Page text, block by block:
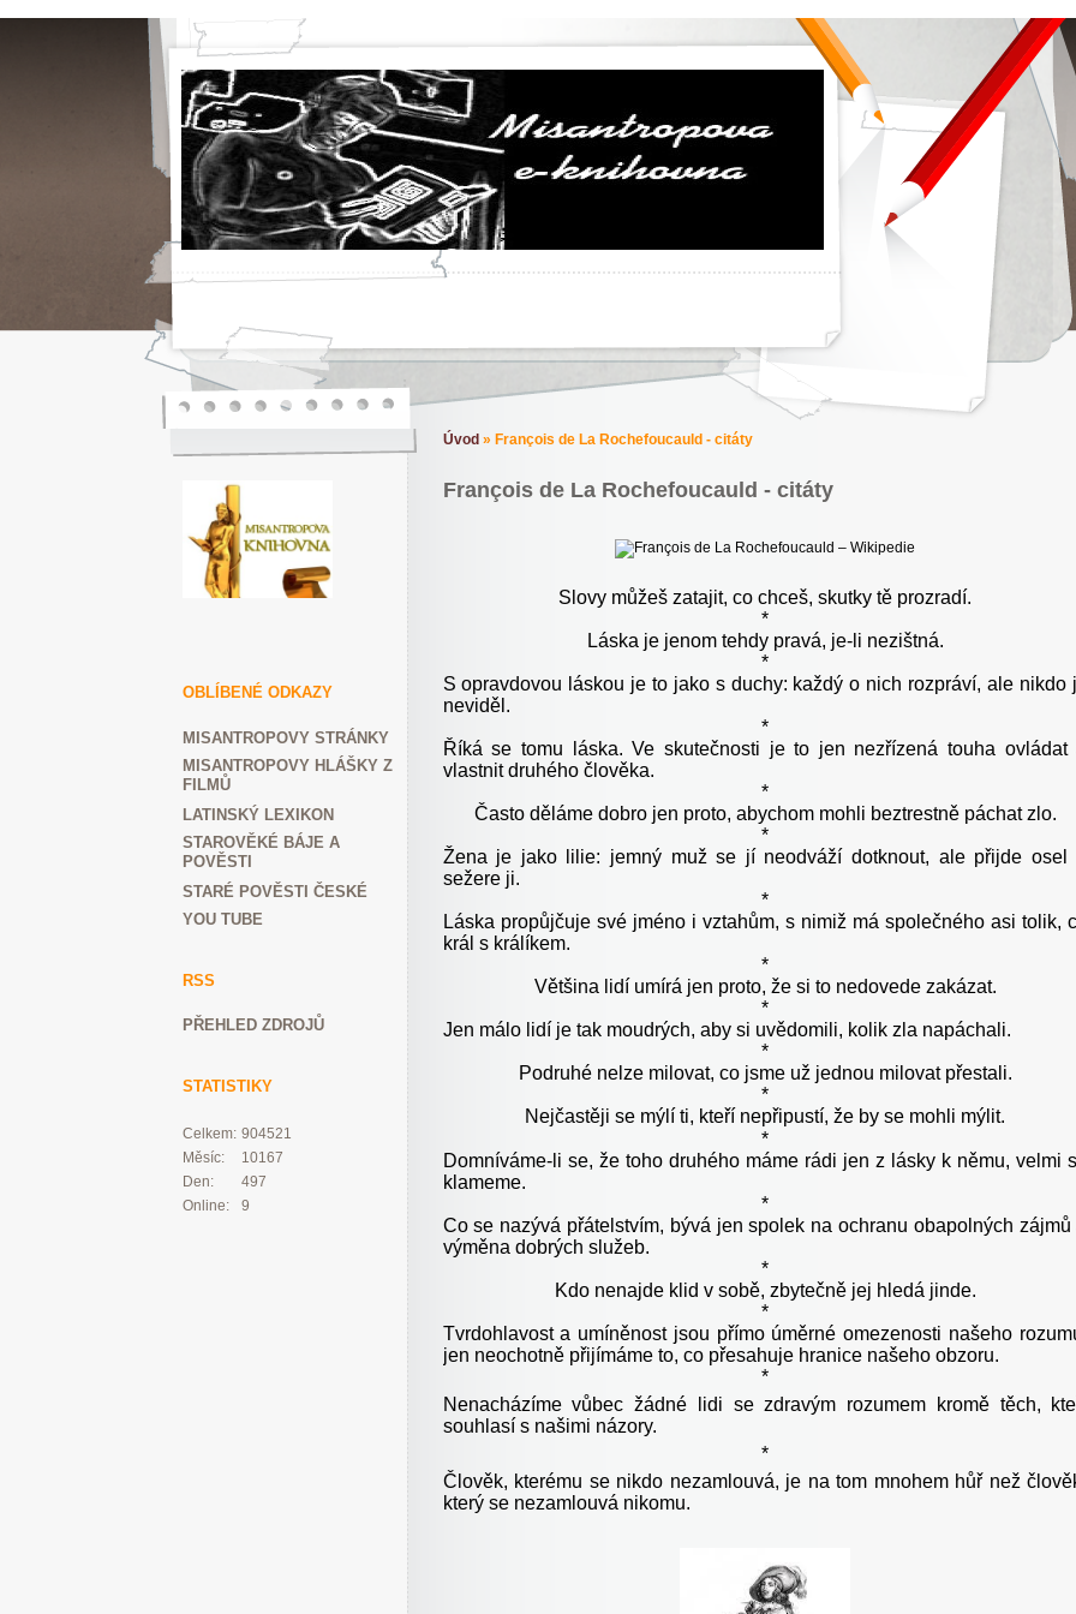
OBLÍBENÉ ODKAZY
MISANTROPOVY STRÁNKY
MISANTROPOVY HLÁŠKY Z
FILMŮ
LATINSKÝ LEXIKON
STAROVĚKÉ BÁJE A
POVĚSTI
STARÉ POVĚSTI ČESKÉ
YOU TUBE
RSS
PŘEHLED ZDROJŮ
STATISTIKY
Online: 9
Celkem: 904521
Měsíc:
10167
Den:
497
Úvod » François de La Rochefoucauld - citáty
François de La Rochefoucauld - citáty
Slovy můžeš zatajit, co chceš, skutky tě prozradí.
*
Láska je jenom tehdy pravá, je-li nezištná.
*
S opravdovou láskou je to jako s duchy: každý o nich rozpráví, ale nikdo
neviděl.
*
Říká se tomu láska. Ve skutečnosti je to jen nezřízená touha ovládat
vlastnit druhého člověka.
*
Často děláme dobro jen proto, abychom mohli beztrestně páchat zlo.
*
Žena je jako lilie: jemný muž se jí neodváží dotknout, ale přijde osel
sežere ji.
*
Láska propůjčuje své jméno i vztahům, s nimiž má společného asi tolik,
král s králíkem.
*
Většina lidí umírá jen proto, že si to nedovede zakázat.
*
Jen málo lidí je tak moudrých, aby si uvědomili, kolik zla napáchali.
*
Podruhé nelze milovat, co jsme už jednou milovat přestali.
*
Nejčastěji se mýlí ti, kteří nepřipustí, že by se mohli mýlit.
*
Domníváme-li se, že toho druhého máme rádi jen z lásky k němu, velmi
klameme.
*
Co se nazývá přátelstvím, bývá jen spolek na ochranu obapolných zájmů
výměna dobrých služeb.
*
Kdo nenajde klid v sobě, zbytečně jej hledá jinde.
*
Tvrdohlavost a umíněnost jsou přímo úměrné omezenosti našeho
jen neochotně přijímáme to, co přesahuje hranice našeho obzoru.
*
Nenacházíme vůbec žádné lidi se zdravým rozumem kromě těch,
souhlasí s našimi názory.
*
Člověk, kterému se nikdo nezamlouvá, je na tom mnohem hůř než
který se nezamlouvá nikomu.